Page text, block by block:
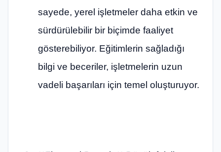
sayede, yerel işletmeler daha etkin ve
sürdürülebilir bir biçimde faaliyet
gösterebiliyor. Eğitimlerin sağladığı
bilgi ve beceriler, işletmelerin uzun
vadeli başarıları için temel oluşturuyor.